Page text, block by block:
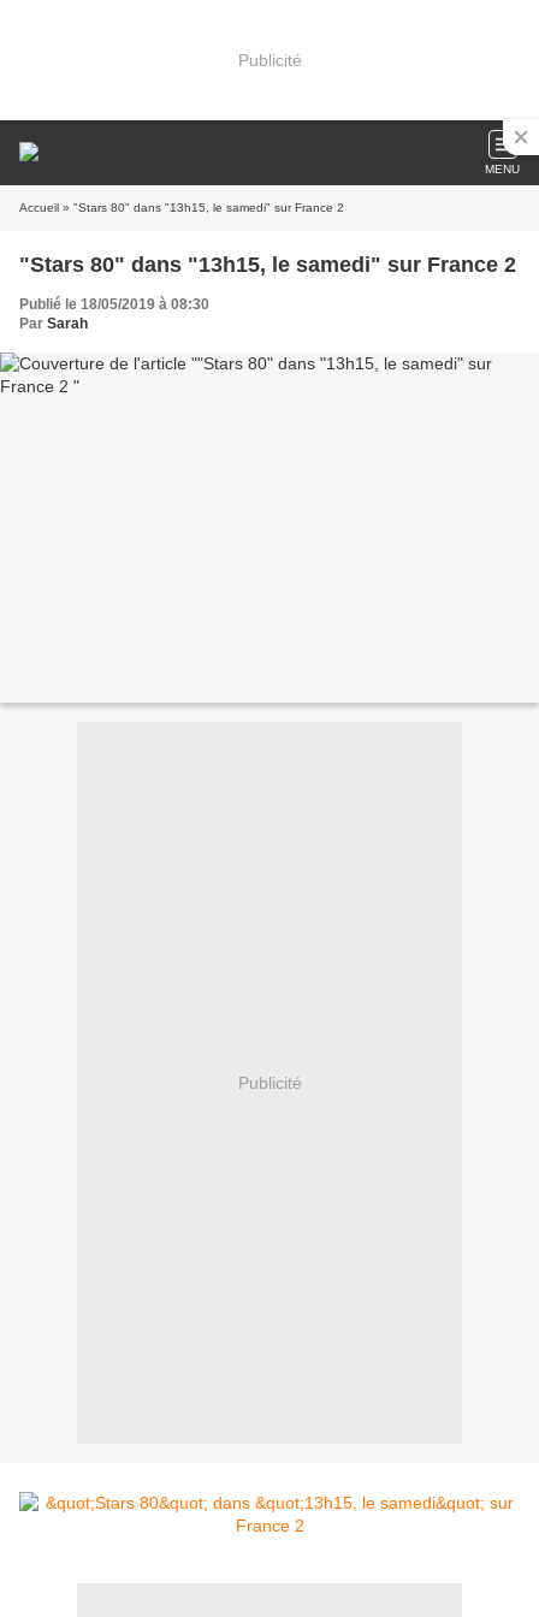
Publicité
MENU
Accueil » "Stars 80" dans "13h15, le samedi" sur France 2
"Stars 80" dans "13h15, le samedi" sur France 2
Publié le 18/05/2019 à 08:30
Par Sarah
Publicité